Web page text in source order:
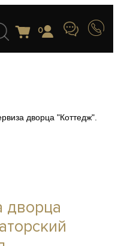
0
дворца "Коттедж".
дворца